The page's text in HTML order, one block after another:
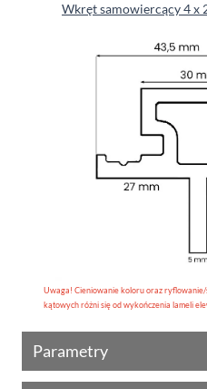
Wkręt samowiercący 4 x
Uwaga! Cieniowanie koloru oraz
kątowych różni się od wykończenia lameli
Parametry